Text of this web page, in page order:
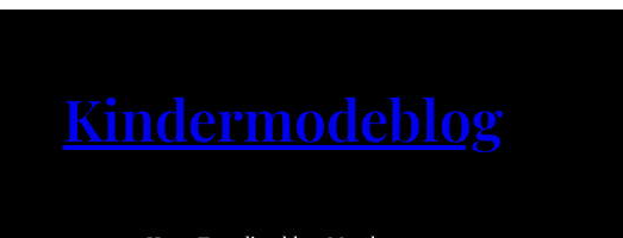
Kindermodeblog